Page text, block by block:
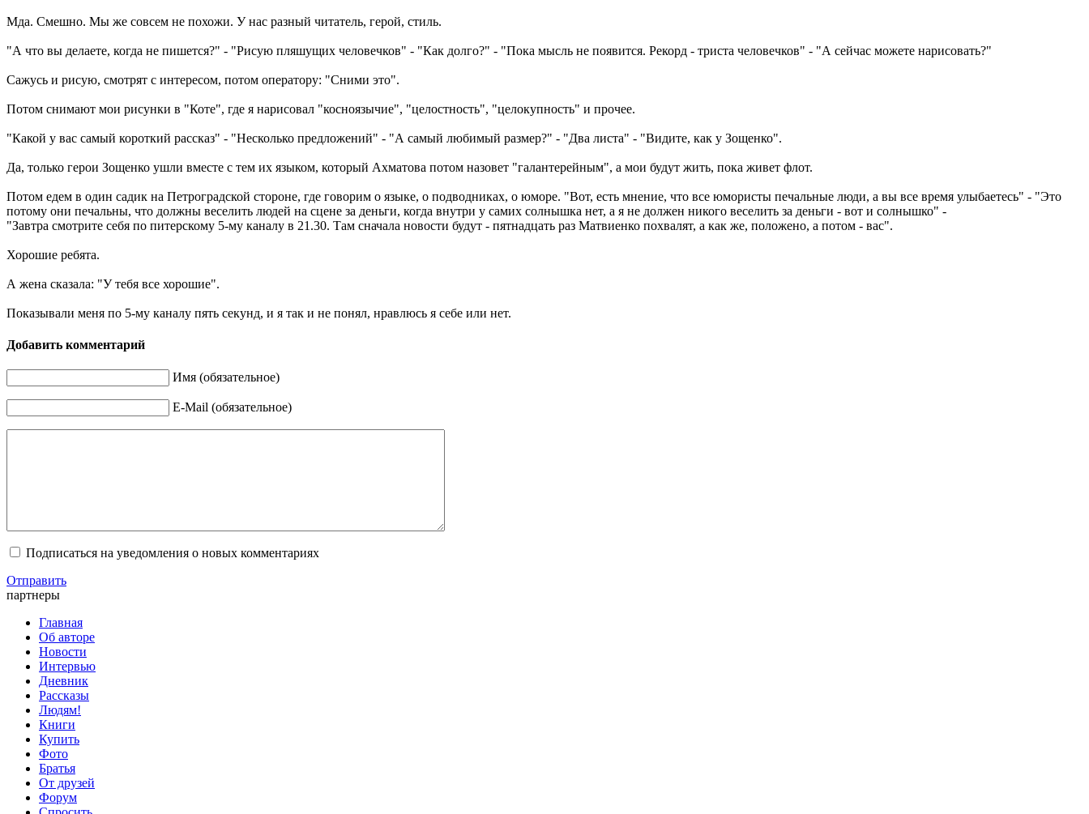
Мда. Смешно. Мы же совсем не похожи. У нас разный читатель, герой, стиль.
"А что вы делаете, когда не пишется?" - "Рисую пляшущих человечков" - "Как долго?" - "Пока мысль не появится. Рекорд - триста человечков" - "А сейчас можете нарисовать?"
Сажусь и рисую, смотрят с интересом, потом оператору: "Сними это".
Потом снимают мои рисунки в "Коте", где я нарисовал "косноязычие", "целостность", "целокупность" и прочее.
"Какой у вас самый короткий рассказ" - "Несколько предложений" - "А самый любимый размер?" - "Два листа" - "Видите, как у Зощенко".
Да, только герои Зощенко ушли вместе с тем их языком, который Ахматова потом назовет "галантерейным", а мои будут жить, пока живет флот.
Потом едем в один садик на Петроградской стороне, где говорим о языке, о подводниках, о юморе. "Вот, есть мнение, что все юмористы печальные люди, а вы все время улыбаетесь" - "Это
потому они печальны, что должны веселить людей на сцене за деньги, когда внутри у самих солнышка нет, а я не должен никого веселить за деньги - вот и солнышко" -
"Завтра смотрите себя по питерскому 5-му каналу в 21.30. Там сначала новости будут - пятнадцать раз Матвиенко похвалят, а как же, положено, а потом - вас".
Хорошие ребята.
А жена сказала: "У тебя все хорошие".
Показывали меня по 5-му каналу пять секунд, и я так и не понял, нравлюсь я себе или нет.
Добавить комментарий
Имя (обязательное)
E-Mail (обязательное)
Подписаться на уведомления о новых комментариях
Отправить
партнеры
Главная
Об авторе
Новости
Интервью
Дневник
Рассказы
Людям!
Книги
Купить
Фото
Братья
От друзей
Форум